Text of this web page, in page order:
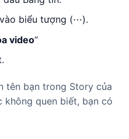
biểu tượng (⋯).
video“
tên bạn trong Story của
không quen biết, bạn có